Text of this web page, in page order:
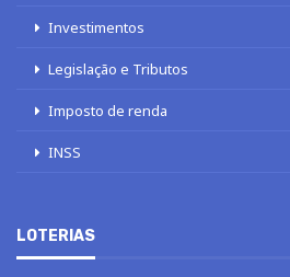
Investimentos
Legislação e Tributos
Imposto de renda
INSS
LOTERIAS